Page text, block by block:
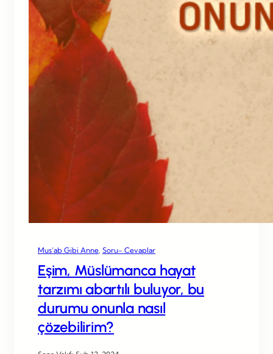
Mus’ab Gibi Anne Soru- Cevaplar
Eşim, Müslümanca hayat
tarzımı abartılı buluyor, bu
durumu onunla nasıl
çözebilirim?